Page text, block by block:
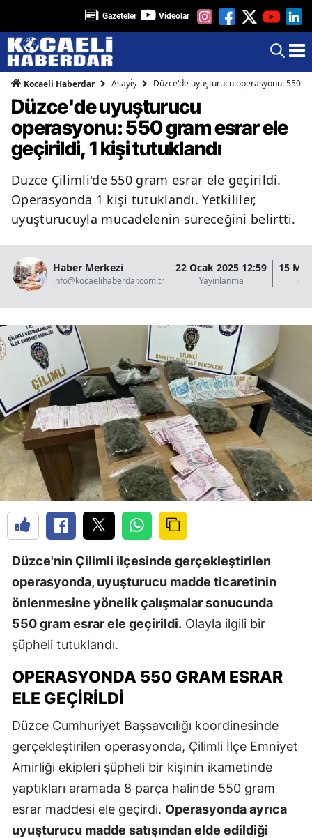
Gazeteler Videolar
Kocaeli Haberdar Asayiş Düzce'de uyuşturucu operasyonu: 550
Düzce'de uyuşturucu
operasyonu: 550 gram esrar ele
geçirildi, 1 kişi tutuklandı
Düzce Çilimli'de 550 gram esrar ele geçirildi.
Operasyonda 1 kişi tutuklandı. Yetkililer,
uyuşturucuyla mücadelenin süreceğini belirtti.
Haber Merkezi
info@kocaelihaberdar.com.tr
22 Ocak 2025 12:59
Yayınlanma
15
Düzce'nin Çilimli ilçesinde gerçekleştirilen
operasyonda, uyuşturucu madde ticaretinin
önlenmesine yönelik çalışmalar sonucunda
550 gram esrar ele geçirildi. Olayla ilgili bir
şüpheli tutuklandı.
OPERASYONDA 550 GRAM ESRAR
ELE GEÇIRILDI
Düzce Cumhuriyet Başsavcılığı koordinesinde
gerçekleştirilen operasyonda, Çilimli İlçe Emniyet
Amirliği ekipleri şüpheli bir kişinin ikametinde
yaptıkları aramada 8 parça halinde 550 gram
esrar maddesi ele geçirdi. Operasyonda ayrıca
uyuşturucu madde satışından elde edildiği